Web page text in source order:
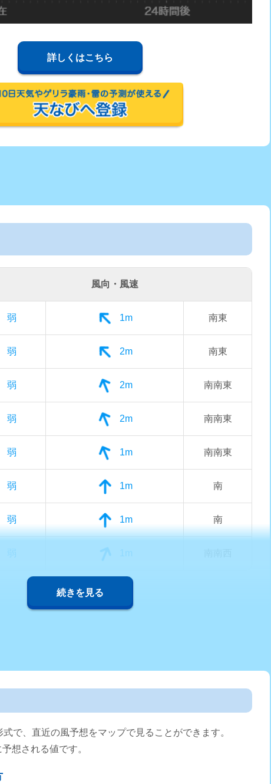
詳しくはこちら
風向・風速
弱 1m 南東
弱 2m 南東
弱 2m 南南東
弱 2m 南南東
弱 1m 南南東
弱 1m 南
弱 1m 南
弱 1m
続きを見る
で、直近の風予想をマップで見ることができます。
想される値です。